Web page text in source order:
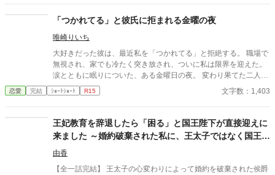
「つかれてる」と彼氏に拒まれる金曜の夜
唯崎りいち
大好きだった彼は、最近私を「つかれてる」と拒絶する。 職場で
無視され、家でも冷たく突き放され、ついに私は限界を迎えた。
涙とともに眠りについた、ある金曜日の夜。 変わり果てた二人の
関係は、予想もしない結末を迎える。
恋愛 完結 ｼｮｰﾄｼｮｰﾄ R15 文字数：1,403
王妃教育を辞退したら「困る」と国王陛下が直接迎えに
来ました ～婚約破棄された私に、王太子ではなく国王陛
下が求婚してきます〜
由香
【全一話完結】 王太子の心変わりによって婚約を破棄された侯爵